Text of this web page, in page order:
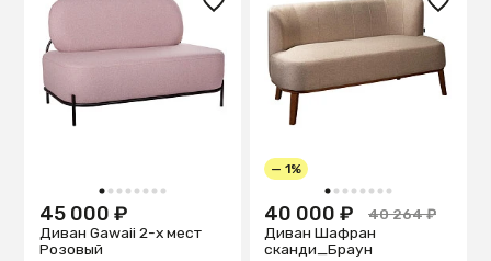
1 2 3 4 5 6 7 8
45 000 ₽
Диван Gawaii 2-х мест
Розовый
1 2 3 4 5 6 7 8
— 1%
40 000 ₽
40 264 ₽
Диван Шафран
cканди_Браун